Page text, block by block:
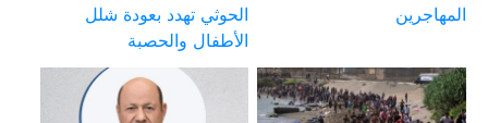
المهاجرين
الحوثي تهدد بعودة شلل
الأطفال والحصبة